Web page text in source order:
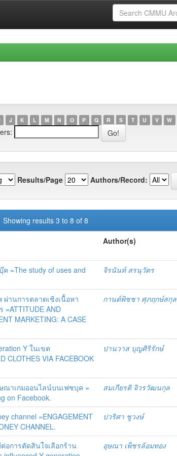
J K L M N O P Q R S T U V W
Results/Page Authors/Record:
Showing results 3 to 8 of 8
Author(s)
=The study of uses and
จิรนันท์ สรนุวัตร
านการตลาดเชิงเนื้อหา
AND
MARKETING: A CASE
กานต์พิชชา ศุภฤกษ์สกุล
Y ในเขต
CLOTHES VIA FACEBOOK
ปานวาส บุญศิริรักษ์
ณาเกมออนไลน์บนเฟซบุค =
on Facebook.
สมเกียรติ จิวรวัฒนกุล
channel =ENGAGEMENT
CHANNEL.
ปวริศา ชูวงษ์
อการตัดสินใจเลือกร้าน
อุษณา เพ็ชรล้อมทอง